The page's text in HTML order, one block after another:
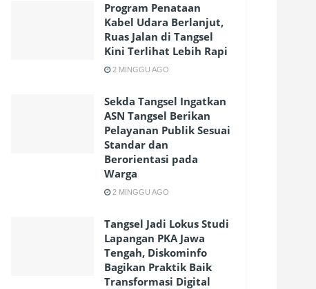
Program Penataan
Kabel Udara Berlanjut,
Ruas Jalan di Tangsel
Kini Terlihat Lebih Rapi
2 MINGGU AGO
Sekda Tangsel Ingatkan
ASN Tangsel Berikan
Pelayanan Publik Sesuai
Standar dan
Berorientasi pada
Warga
2 MINGGU AGO
Tangsel Jadi Lokus Studi
Lapangan PKA Jawa
Tengah, Diskominfo
Bagikan Praktik Baik
Transformasi Digital